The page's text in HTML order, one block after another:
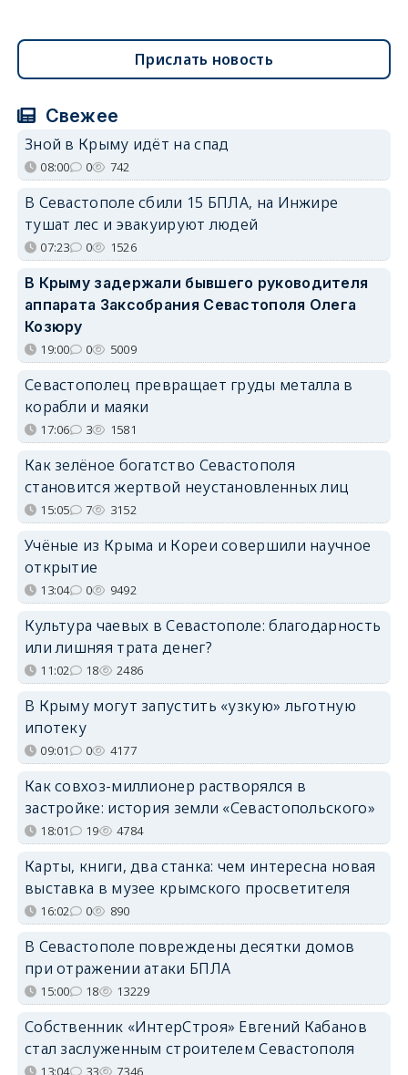
Прислать новость
Свежее
Зной в Крыму идёт на спад
08:00 0 742
В Севастополе сбили 15 БПЛА, на Инжире
тушат лес и эвакуируют людей
07:23 0 1526
В Крыму задержали бывшего руководителя
аппарата Заксобрания Севастополя Олега
Козюру
19:00 0 5009
Севастополец превращает груды металла в
корабли и маяки
17:06 3 1581
Как зелёное богатство Севастополя
становится жертвой неустановленных лиц
15:05 7 3152
Учёные из Крыма и Кореи совершили научное
открытие
13:04 0 9492
Культура чаевых в Севастополе: благодарность
или лишняя трата денег?
11:02 18 2486
В Крыму могут запустить «узкую» льготную
ипотеку
09:01 0 4177
Как совхоз-миллионер растворялся в
застройке: история земли «Севастопольского»
18:01 19 4784
Карты, книги, два станка: чем интересна новая
выставка в музее крымского просветителя
16:02 0 890
В Севастополе повреждены десятки домов
при отражении атаки БПЛА
15:00 18 13229
Собственник «ИнтерСтроя» Евгений Кабанов
стал заслуженным строителем Севастополя
13:04 33 7346